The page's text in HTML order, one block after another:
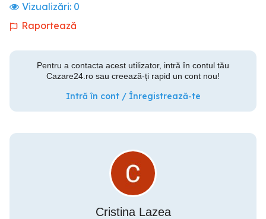
Vizualizări: 0
Raportează
Pentru a contacta acest utilizator, intră în contul tău
Cazare24.ro sau creează-ți rapid un cont nou!
Intră în cont / Înregistrează-te
Cristina Lazea